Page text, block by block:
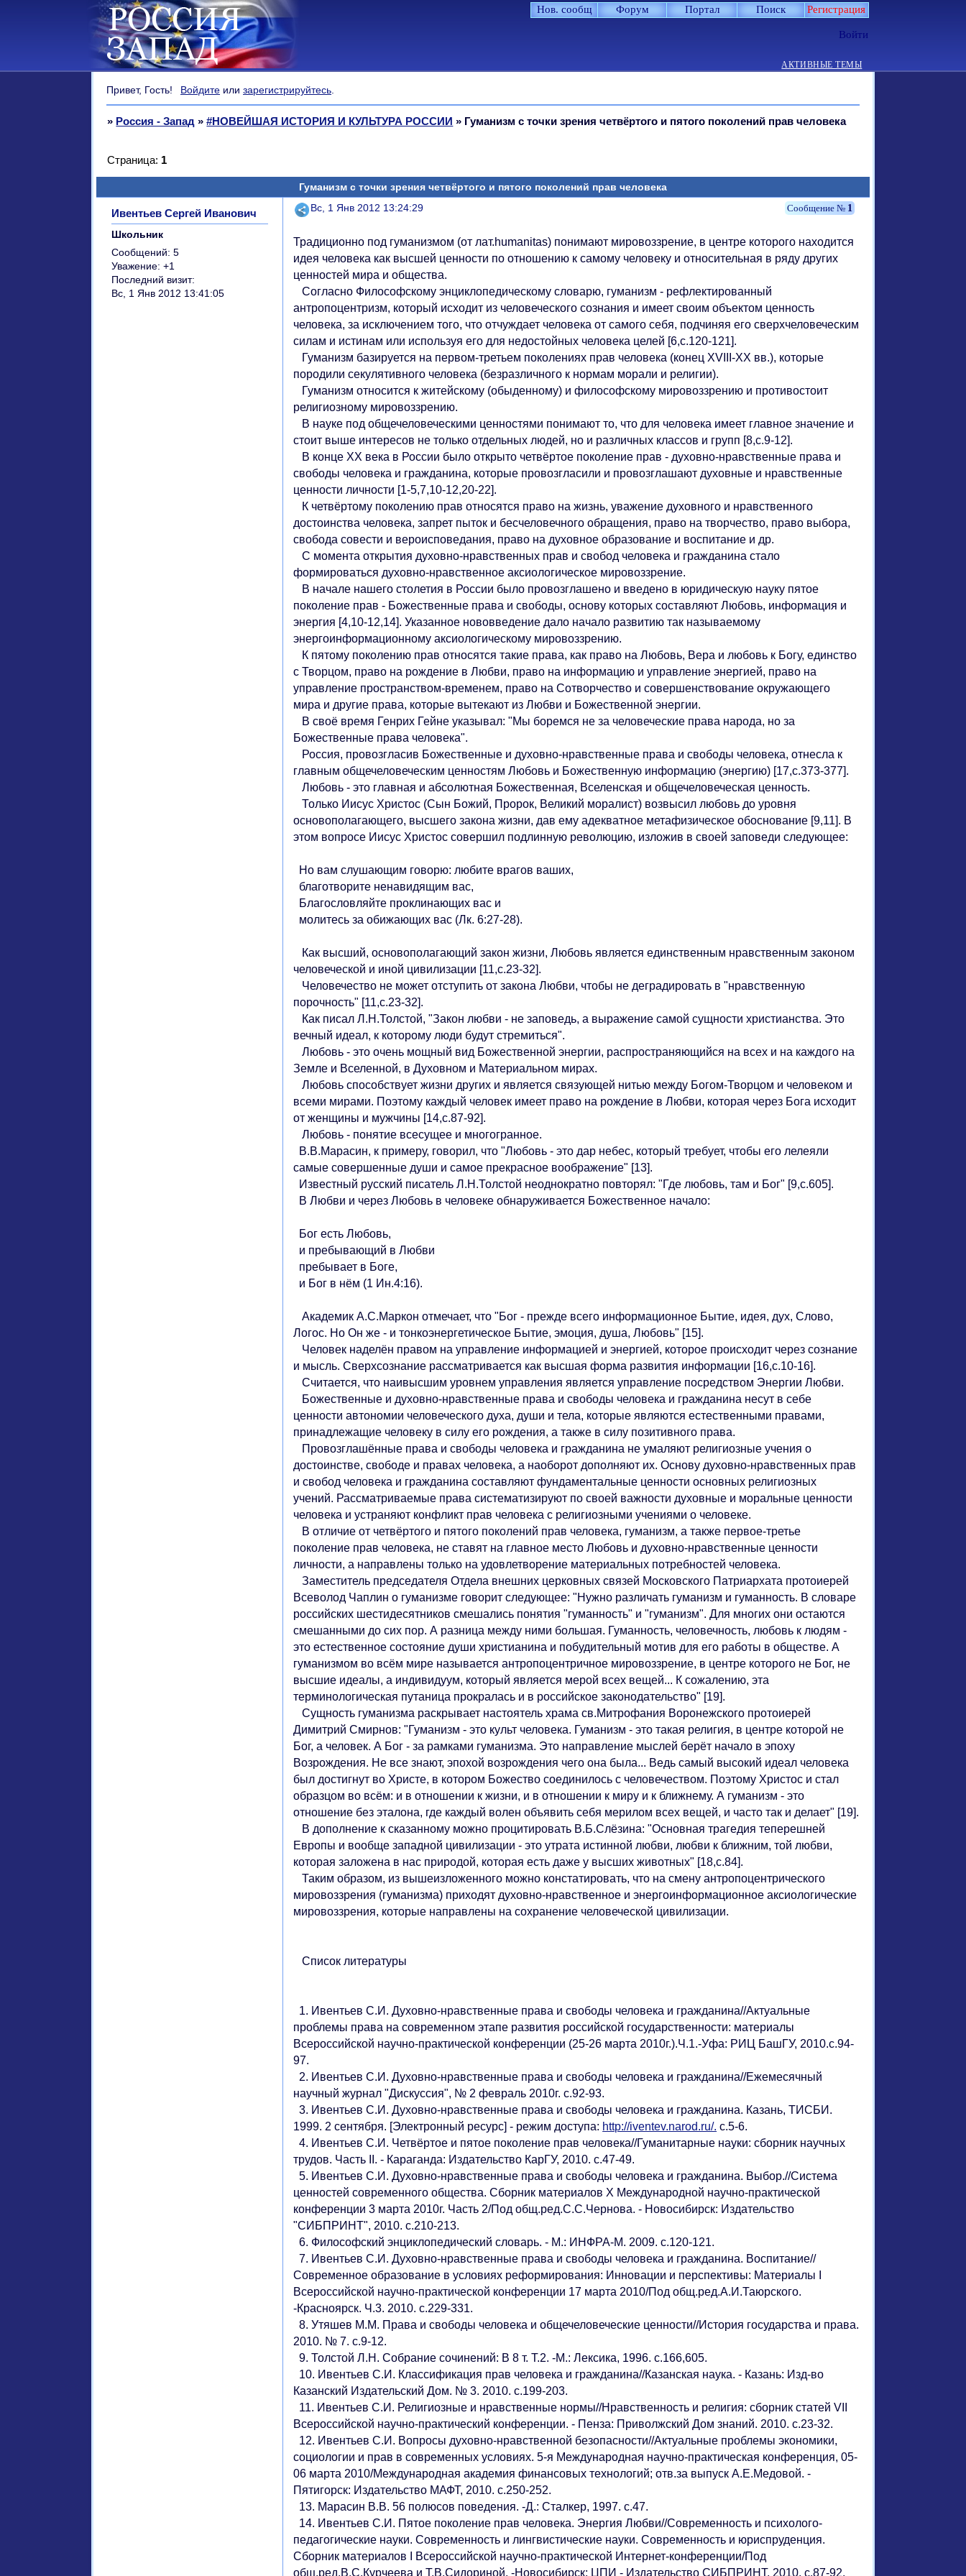
Нов. сообщ Форум Портал Поиск Регистрация
Войти
АКТИВНЫЕ ТЕМЫ
Привет, Гость! Войдите илизарегистрируйтесь.
» Россия - Запад »#НОВЕЙШАЯ ИСТОРИЯ И КУЛЬТУРА РОССИИ » Гуманизм с точки зрения четвёртого и пятого поколений прав человека
Гуманизм с точки зрения четвёртого и пятого поколений прав человека
Страница: 1
Поделиться 1
Вс, 1 Янв 2012 13:24:29
Ивентьев Сергей Иванович
Школьник
Сообщений: 5
Уважение: +1
Последний визит:
Вс, 1 Янв 2012 13:41:05
Традиционно под гуманизмом (от лат.humanitas) понимают мировоззрение, в центре которого находится
идея человека как высшей ценности по отношению к самому человеку и относительная в ряду других
ценностей мира и общества.
Согласно Философскому энциклопедическому словарю, гуманизм - рефлектированный
антропоцентризм, который исходит из человеческого сознания и имеет своим объектом ценность
человека, за исключением того, что отчуждает человека от самого себя, подчиняя его сверхчеловеческим
силам и истинам или используя его для недостойных человека целей [6,с.120-121].
Гуманизм базируется на первом-третьем поколениях прав человека (конец XVIII-XX вв.), которые
породили секулятивного человека (безразличного к нормам морали и религии).
Гуманизм относится к житейскому (обыденному) и философскому мировоззрению и противостоит
религиозному мировоззрению.
В науке под общечеловеческими ценностями понимают то, что для человека имеет главное значение и
стоит выше интересов не только отдельных людей, но и различных классов и групп [8,с.9-12].
В конце ХХ века в России было открыто четвёртое поколение прав - духовно-нравственные права и
свободы человека и гражданина, которые провозгласили и провозглашают духовные и нравственные
ценности личности [1-5,7,10-12,20-22].
К четвёртому поколению прав относятся право на жизнь, уважение духовного и нравственного
достоинства человека, запрет пыток и бесчеловечного обращения, право на творчество, право выбора,
свобода совести и вероисповедания, право на духовное образование и воспитание и др.
С момента открытия духовно-нравственных прав и свобод человека и гражданина стало
формироваться духовно-нравственное аксиологическое мировоззрение.
В начале нашего столетия в России было провозглашено и введено в юридическую науку пятое
поколение прав - Божественные права и свободы, основу которых составляют Любовь, информация и
энергия [4,10-12,14]. Указанное нововведение дало начало развитию так называемому
энергоинформационному аксиологическому мировоззрению.
К пятому поколению прав относятся такие права, как право на Любовь, Вера и любовь к Богу, единство
с Творцом, право на рождение в Любви, право на информацию и управление энергией, право на
управление пространством-временем, право на Сотворчество и совершенствование окружающего
мира и другие права, которые вытекают из Любви и Божественной энергии.
В своё время Генрих Гейне указывал: "Мы боремся не за человеческие права народа, но за
Божественные права человека".
Россия, провозгласив Божественные и духовно-нравственные права и свободы человека, отнесла к
главным общечеловеческим ценностям Любовь и Божественную информацию (энергию) [17,с.373-377].
Любовь - это главная и абсолютная Божественная, Вселенская и общечеловеческая ценность.
Только Иисус Христос (Сын Божий, Пророк, Великий моралист) возвысил любовь до уровня
основополагающего, высшего закона жизни, дав ему адекватное метафизическое обоснование [9,11]. В
этом вопросе Иисус Христос совершил подлинную революцию, изложив в своей заповеди следующее:
Но вам слушающим говорю: любите врагов ваших,
благотворите ненавидящим вас,
Благословляйте проклинающих вас и
молитесь за обижающих вас (Лк. 6:27-28).
Как высший, основополагающий закон жизни, Любовь является единственным нравственным законом
человеческой и иной цивилизации [11,с.23-32].
Человечество не может отступить от закона Любви, чтобы не деградировать в "нравственную
порочность" [11,с.23-32].
Как писал Л.Н.Толстой, "Закон любви - не заповедь, а выражение самой сущности христианства. Это
вечный идеал, к которому люди будут стремиться".
Любовь - это очень мощный вид Божественной энергии, распространяющийся на всех и на каждого на
Земле и Вселенной, в Духовном и Материальном мирах.
Любовь способствует жизни других и является связующей нитью между Богом-Творцом и человеком и
всеми мирами. Поэтому каждый человек имеет право на рождение в Любви, которая через Бога исходит
от женщины и мужчины [14,с.87-92].
Любовь - понятие всесущее и многогранное.
В.В.Марасин, к примеру, говорил, что "Любовь - это дар небес, который требует, чтобы его лелеяли
самые совершенные души и самое прекрасное воображение" [13].
Известный русский писатель Л.Н.Толстой неоднократно повторял: "Где любовь, там и Бог" [9,с.605].
В Любви и через Любовь в человеке обнаруживается Божественное начало:
Бог есть Любовь,
и пребывающий в Любви
пребывает в Боге,
и Бог в нём (1 Ин.4:16).
Академик А.С.Маркон отмечает, что "Бог - прежде всего информационное Бытие, идея, дух, Слово,
Логос. Но Он же - и тонкоэнергетическое Бытие, эмоция, душа, Любовь" [15].
Человек наделён правом на управление информацией и энергией, которое происходит через сознание
и мысль. Сверхсознание рассматривается как высшая форма развития информации [16,с.10-16].
Считается, что наивысшим уровнем управления является управление посредством Энергии Любви.
Божественные и духовно-нравственные права и свободы человека и гражданина несут в себе
ценности автономии человеческого духа, души и тела, которые являются естественными правами,
принадлежащие человеку в силу его рождения, а также в силу позитивного права.
Провозглашённые права и свободы человека и гражданина не умаляют религиозные учения о
достоинстве, свободе и правах человека, а наоборот дополняют их. Основу духовно-нравственных прав
и свобод человека и гражданина составляют фундаментальные ценности основных религиозных
учений. Рассматриваемые права систематизируют по своей важности духовные и моральные ценности
человека и устраняют конфликт прав человека с религиозными учениями о человеке.
В отличие от четвёртого и пятого поколений прав человека, гуманизм, а также первое-третье
поколение прав человека, не ставят на главное место Любовь и духовно-нравственные ценности
личности, а направлены только на удовлетворение материальных потребностей человека.
Заместитель председателя Отдела внешних церковных связей Московского Патриархата протоиерей
Всеволод Чаплин о гуманизме говорит следующее: "Нужно различать гуманизм и гуманность. В словаре
российских шестидесятников смешались понятия "гуманность" и "гуманизм". Для многих они остаются
смешанными до сих пор. А разница между ними большая. Гуманность, человечность, любовь к людям -
это естественное состояние души христианина и побудительный мотив для его работы в обществе. А
гуманизмом во всём мире называется антропоцентричное мировоззрение, в центре которого не Бог, не
высшие идеалы, а индивидуум, который является мерой всех вещей... К сожалению, эта
терминологическая путаница прокралась и в российское законодательство" [19].
Сущность гуманизма раскрывает настоятель храма св.Митрофания Воронежского протоиерей
Димитрий Смирнов: "Гуманизм - это культ человека. Гуманизм - это такая религия, в центре которой не
Бог, а человек. А Бог - за рамками гуманизма. Это направление мыслей берёт начало в эпоху
Возрождения. Не все знают, эпохой возрождения чего она была... Ведь самый высокий идеал человека
был достигнут во Христе, в котором Божество соединилось с человечеством. Поэтому Христос и стал
образцом во всём: и в отношении к жизни, и в отношении к миру и к ближнему. А гуманизм - это
отношение без эталона, где каждый волен объявить себя мерилом всех вещей, и часто так и делает" [19].
В дополнение к сказанному можно процитировать В.Б.Слёзина: "Основная трагедия теперешней
Европы и вообще западной цивилизации - это утрата истинной любви, любви к ближним, той любви,
которая заложена в нас природой, которая есть даже у высших животных" [18,с.84].
Таким образом, из вышеизложенного можно констатировать, что на смену антропоцентрического
мировоззрения (гуманизма) приходят духовно-нравственное и энергоинформационное аксиологические
мировоззрения, которые направлены на сохранение человеческой цивилизации.
Список литературы
1. Ивентьев С.И. Духовно-нравственные права и свободы человека и гражданина//Актуальные
проблемы права на современном этапе развития российской государственности: материалы
Всероссийской научно-практической конференции (25-26 марта 2010г.).Ч.1.-Уфа: РИЦ БашГУ, 2010.с.94-
97.
2. Ивентьев С.И. Духовно-нравственные права и свободы человека и гражданина//Ежемесячный
научный журнал "Дискуссия", № 2 февраль 2010г. с.92-93.
3. Ивентьев С.И. Духовно-нравственные права и свободы человека и гражданина. Казань, ТИСБИ.
1999. 2 сентября. [Электронный ресурс] - режим доступа: http://iventev.narod.ru/. с.5-6.
4. Ивентьев С.И. Четвёртое и пятое поколение прав человека//Гуманитарные науки: сборник научных
трудов. Часть II. - Караганда: Издательство КарГУ, 2010. с.47-49.
5. Ивентьев С.И. Духовно-нравственные права и свободы человека и гражданина. Выбор.//Система
ценностей современного общества. Сборник материалов X Международной научно-практической
конференции 3 марта 2010г. Часть 2/Под общ.ред.С.С.Чернова. - Новосибирск: Издательство
"СИБПРИНТ", 2010. с.210-213.
6. Философский энциклопедический словарь. - М.: ИНФРА-М. 2009. с.120-121.
7. Ивентьев С.И. Духовно-нравственные права и свободы человека и гражданина. Воспитание//
Современное образование в условиях реформирования: Инновации и перспективы: Материалы I
Всероссийской научно-практической конференции 17 марта 2010/Под общ.ред.А.И.Таюрского.
-Красноярск. Ч.3. 2010. с.229-331.
8. Утяшев М.М. Права и свободы человека и общечеловеческие ценности//История государства и права.
2010. № 7. с.9-12.
9. Толстой Л.Н. Собрание сочинений: В 8 т. Т.2. -М.: Лексика, 1996. с.166,605.
10. Ивентьев С.И. Классификация прав человека и гражданина//Казанская наука. - Казань: Изд-во
Казанский Издательский Дом. № 3. 2010. с.199-203.
11. Ивентьев С.И. Религиозные и нравственные нормы//Нравственность и религия: сборник статей VII
Всероссийской научно-практический конференции. - Пенза: Приволжский Дом знаний. 2010. с.23-32.
12. Ивентьев С.И. Вопросы духовно-нравственной безопасности//Актуальные проблемы экономики,
социологии и прав в современных условиях. 5-я Международная научно-практическая конференция, 05-
06 марта 2010/Международная академия финансовых технологий; отв.за выпуск А.Е.Медовой. -
Пятигорск: Издательство МАФТ, 2010. с.250-252.
13. Марасин В.В. 56 полюсов поведения. -Д.: Сталкер, 1997. с.47.
14. Ивентьев С.И. Пятое поколение прав человека. Энергия Любви//Современность и психолого-
педагогические науки. Современность и лингвистические науки. Современность и юриспруденция.
Сборник материалов I Всероссийской научно-практической Интернет-конференции/Под
общ.ред.В.С.Курчеева и Т.В.Сидориной. -Новосибирск: ЦПИ - Издательство СИБПРИНТ. 2010. с.87-92.